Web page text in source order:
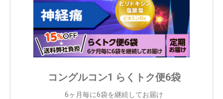
コングルコン1 らくトク便6袋
6ヶ月毎に6袋を継続してお届け